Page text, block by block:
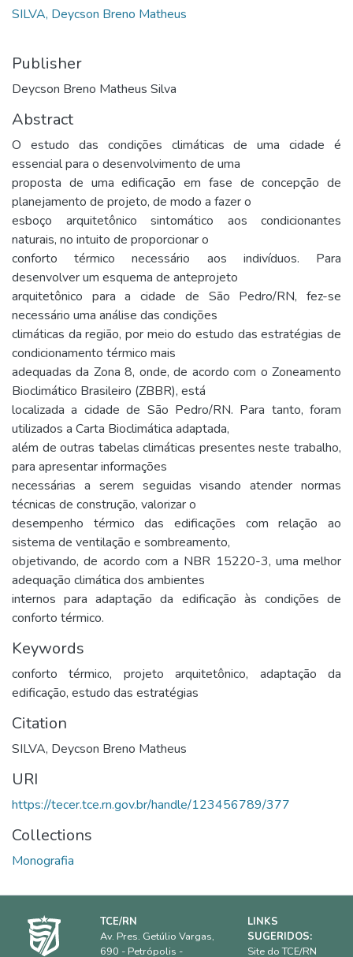
SILVA, Deycson Breno Matheus
Publisher
Deycson Breno Matheus Silva
Abstract
O estudo das condições climáticas de uma cidade é
essencial para o desenvolvimento de uma
proposta de uma edificação em fase de concepção de
planejamento de projeto, de modo a fazer o
esboço arquitetônico sintomático aos condicionantes
naturais, no intuito de proporcionar o
conforto térmico necessário aos indivíduos. Para
desenvolver um esquema de anteprojeto
arquitetônico para a cidade de São Pedro/RN, fez-se
necessário uma análise das condições
climáticas da região, por meio do estudo das estratégias de
condicionamento térmico mais
adequadas da Zona 8, onde, de acordo com o Zoneamento
Bioclimático Brasileiro (ZBBR), está
localizada a cidade de São Pedro/RN. Para tanto, foram
utilizados a Carta Bioclimática adaptada,
além de outras tabelas climáticas presentes neste trabalho,
para apresentar informações
necessárias a serem seguidas visando atender normas
técnicas de construção, valorizar o
desempenho térmico das edificações com relação ao
sistema de ventilação e sombreamento,
objetivando, de acordo com a NBR 15220-3, uma melhor
adequação climática dos ambientes
internos para adaptação da edificação às condições de
conforto térmico.
Keywords
conforto térmico, projeto arquitetônico, adaptação da
edificação, estudo das estratégias
Citation
SILVA, Deycson Breno Matheus
URI
https://tecer.tce.rn.gov.br/handle/123456789/377
Collections
Monografia
TCE/RN
Av. Pres. Getúlio Vargas,
690 - Petrópolis -
LINKS
SUGERIDOS:
Site do TCE/RN